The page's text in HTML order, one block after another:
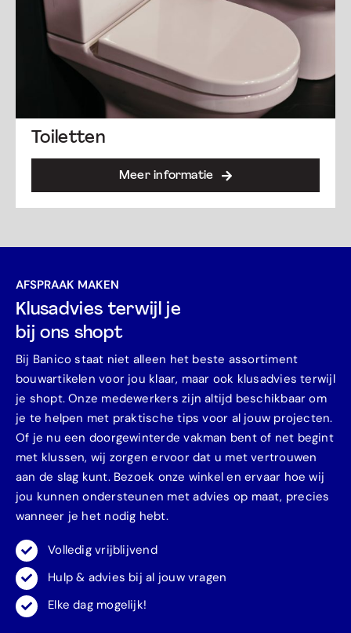
Toiletten
Meer informatie
AFSPRAAK MAKEN
Klusadvies terwijl je
bij ons shopt
Bij Banico staat niet alleen het beste assortiment
bouwartikelen voor jou klaar, maar ook klusadvies terwijl
je shopt. Onze medewerkers zijn altijd beschikbaar om
je te helpen met praktische tips voor al jouw projecten.
Of je nu een doorgewinterde vakman bent of net begint
met klussen, wij zorgen ervoor dat u met vertrouwen
aan de slag kunt. Bezoek onze winkel en ervaar hoe wij
jou kunnen ondersteunen met advies op maat, precies
wanneer je het nodig hebt.
Volledig vrijblijvend
Hulp & advies bij al jouw vragen
Elke dag mogelijk!